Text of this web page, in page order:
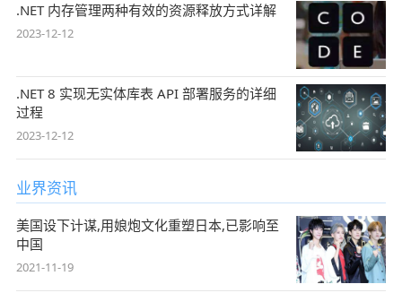
.NET 内存管理两种有效的资源释放方式详解
2023-12-12
.NET 8 实现无实体库表 API 部署服务的详细
过程
2023-12-12
业界资讯
美国设下计谋,用娘炮文化重塑日本,已影响至
中国
2021-11-19